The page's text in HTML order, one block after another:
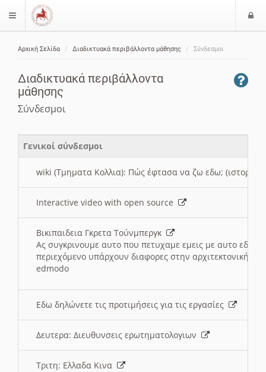
$langMenu
Αρχική Σελίδα Διαδικτυακά περιβάλλοντα μάθησης Σύνδεσμοι
Διαδικτυακά περιβάλλοντα
μάθησης
Σύνδεσμοι
Γενικοί σύνδεσμοι
wiki (Τμηματα Κολλια): Πώς έφτασα να ζω εδω; (ιστορια)
Interactive video with open source
Βικιπαιδεια Γκρετα Τούνμπεργκ
Ας συγκρινουμε αυτο που πετυχαμε εμεις με αυτο εδω
περιεχόμενο υπάρχουν διαφορες στην αρχιτεκτονική
edmodo
Εδω δηλώνετε τις προτιμήσεις για τις εργασίες
Δευτερα: Διευθυνσεις ερωτηματολογιων
Τριτη: Ελλαδα Κινα